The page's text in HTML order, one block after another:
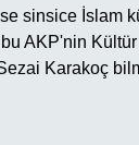
sinsice İslam
AKP'nin Kültür
Karakoç